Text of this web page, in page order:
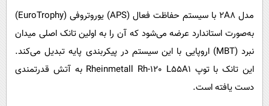
مدل 2A8 با سیستم حفاظت فعال (APS) یوروتروفی (EuroTrophy)
به‌صورت استاندارد عرضه می‌شود که آن را به اولین تانک اصلی میدان
نبرد (MBT) اروپایی با این سیستم در پیکربندی پایه تبدیل می‌کند.
این تانک با توپ Rheinmetall Rh-120 L55A1 به آتش قدرتمندی
دست یافته است.